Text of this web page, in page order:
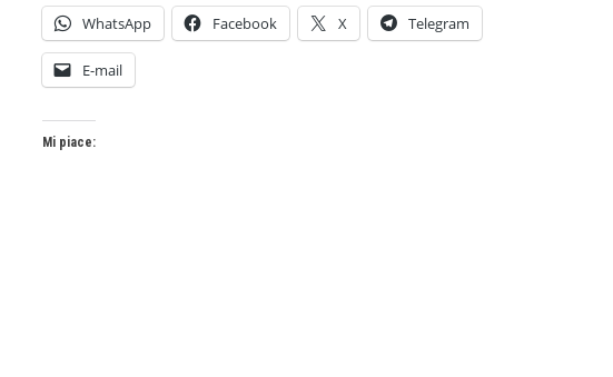
WhatsApp Facebook X Telegram
E-mail
Mi piace: